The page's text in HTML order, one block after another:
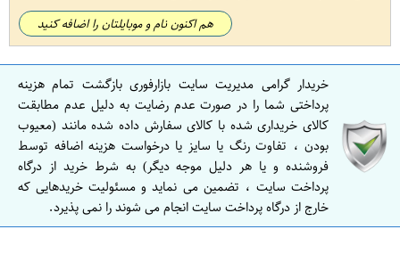
هم اکنون نام و موبایلتان را اضافه کنید
خریدار گرامی مدیریت سایت بازارفوری بازگشت تمام هزینه
پرداختی شما را در صورت عدم رضایت به دلیل عدم مطابقت
کالای خریداری شده با کالای سفارش داده شده مانند (معیوب
بودن ، تفاوت رنگ یا سایز یا درخواست هزینه اضافه توسط
فروشنده و یا هر دلیل موجه دیگر) به شرط خرید از درگاه
پرداخت سایت ، تضمین می نماید و مسئولیت خریدهایی که
خارج از درگاه پرداخت سایت انجام می شوند را نمی پذیرد.